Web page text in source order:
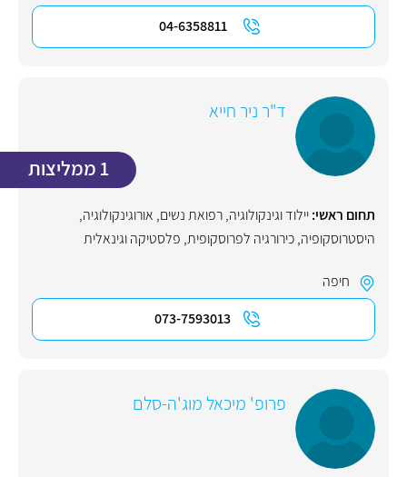
04-6358811
ד"ר ניר חייא
תחום ראשי:יילוד וגינקולוגיה, רפואת נשים, אורוגינקולוגיה,
היסטרוסקופיה,כירורגיה לפרוסקופית, פלסטיקה וגינאלית
חיפה
073-7593013
1 ממליצות
פרופ' מיכאל מוג'ה-סלם